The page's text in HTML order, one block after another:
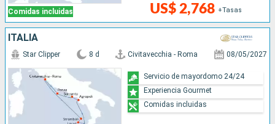
Comidas incluidas US$ 2,768 +Tasas
ITALIA
Star Clipper 8 d Civitavecchia - Roma 08/05/2027
Servicio de mayordomo 24/24
Experiencia Gourmet
Comidas incluidas